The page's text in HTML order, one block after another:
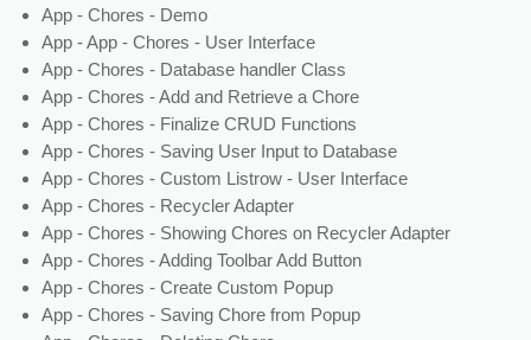
App - Chores - Demo
App - App - Chores - User Interface
App - Chores - Database handler Class
App - Chores - Add and Retrieve a Chore
App - Chores - Finalize CRUD Functions
App - Chores - Saving User Input to Database
App - Chores - Custom Listrow - User Interface
App - Chores - Recycler Adapter
App - Chores - Showing Chores on Recycler Adapter
App - Chores - Adding Toolbar Add Button
App - Chores - Create Custom Popup
App - Chores - Saving Chore from Popup